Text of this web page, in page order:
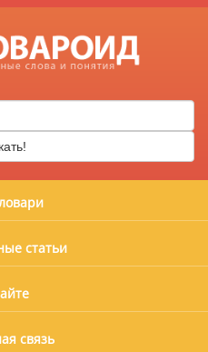
статьи
связь